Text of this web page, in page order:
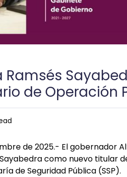
Ramsés
de Operación
de 2025.- El gobernador
como nuevo titular
de Seguridad Pública (SSP).